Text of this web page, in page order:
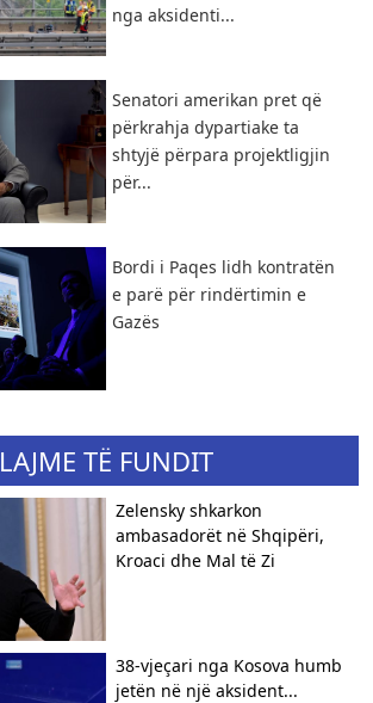
nga aksidenti...
Senatori amerikan pret që
përkrahja dypartiake ta
shtyjë përpara projektligjin
për...
Bordi i Paqes lidh kontratën
e parë për rindërtimin e
Gazës
LAJME TË FUNDIT
Zelensky shkarkon
ambasadorët në Shqipëri,
Kroaci dhe Mal të Zi
38-vjeçari nga Kosova humb
jetën në një aksident...